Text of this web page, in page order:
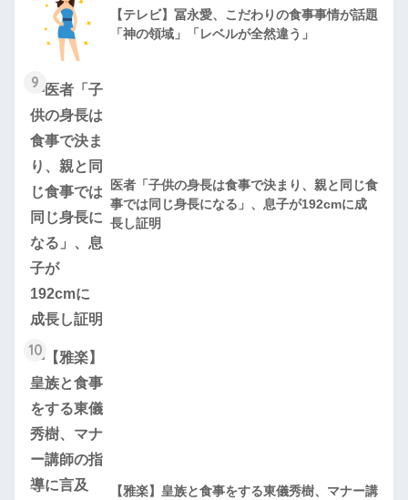
【テレビ】冨永愛、こだわりの食事事情が話題
「神の領域」「レベルが全然違う」
9
医者「子供の身長は食事で決まり、親と同じ食
事では同じ身長になる」、息子が192cmに成
長し証明
10
【雅楽】皇族と食事をする東儀秀樹、マナー講